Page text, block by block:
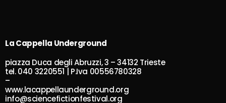
La Cappella Underground
piazza Duca degli Abruzzi, 3 – 34132 Trieste
tel. 040 3220551 | P.Iva 00556780328
–
www.lacappellaunderground.org
info@sciencefictionfestival.org